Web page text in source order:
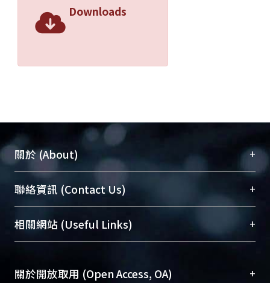
Downloads
關於 (About) +
臺大位居世界頂尖大學之列，為永久珍藏及向國際
展現本校豐碩的研究成果及學術能量，圖書館整合
機構典藏（NTUR）與學術庫（AH）不同功能平
台，成為臺大學術典藏NTU scholars。期能整合研
成果。
聯絡資訊 (Contact Us) +
總館學科館員(Main Library)
醫學圖書館學科館員(Medical Library)
Sciences Library)
相關網站 (Useful Links) +
關於開放取用 (Open Access, OA) +